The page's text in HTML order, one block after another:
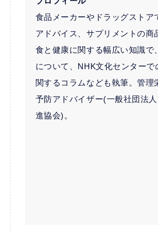
食品メーカーやドラッグストア
アドバイス、サプリメントの商
食と健康に関する幅広い知識で
について、NHK文化センターで
関するコラムなども執筆。管理
予防アドバイザー(一般社団法
進協会)。